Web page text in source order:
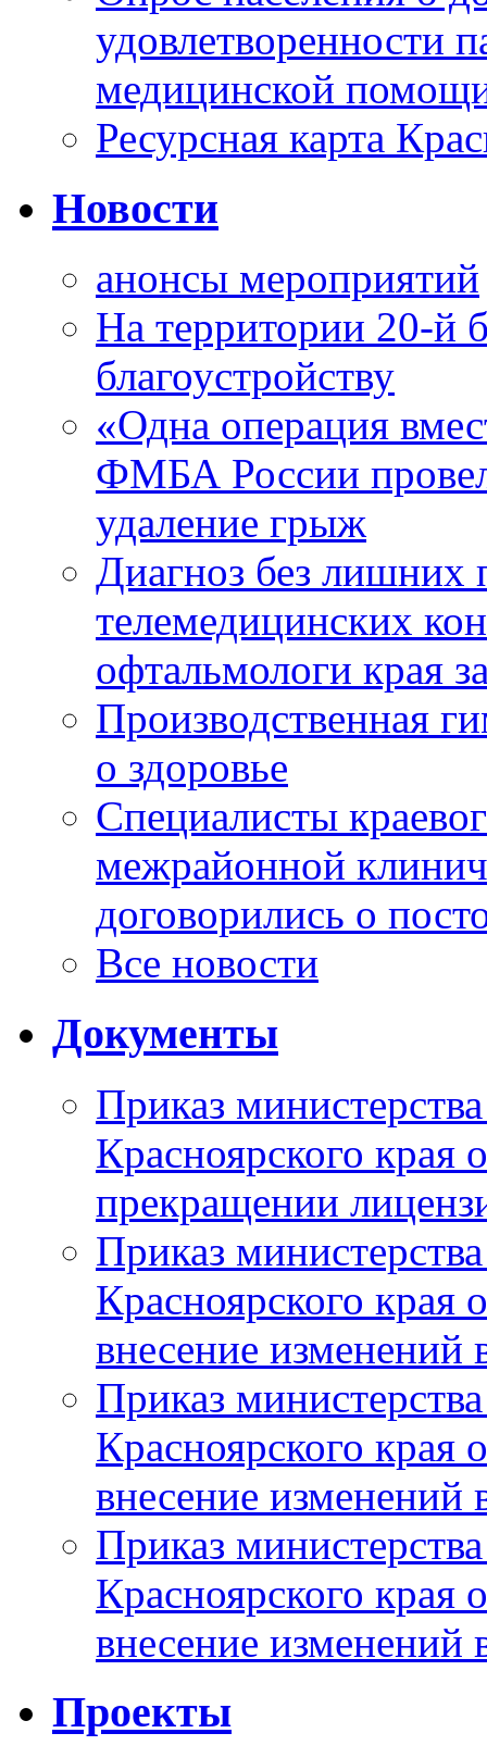
удовлетворенности
медицинской
Ресурсная карта
Новости
анонсы мероприятий
На территории 20-й
благоустройству
«Одна операция
ФМБА России
удаление грыж
Диагноз без лишних
телемедицинских
офтальмологи края
Производственная
о здоровье
Специалисты
межрайонной
договорились о
Все новости
Документы
Приказ
Красноярского
прекращении
Приказ
Красноярского
внесение изменений
Приказ
Красноярского
внесение изменений
Приказ
Красноярского
внесение изменений
Проекты